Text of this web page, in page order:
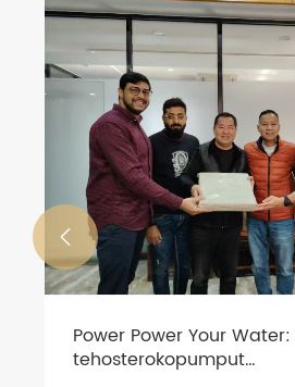
Power Power Your
tehosterokopumput
